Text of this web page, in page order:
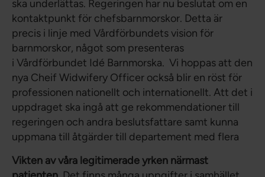
ska underlättas. Regeringen har nu beslutat om en
kontaktpunkt för chefsbarnmorskor. Detta är
precis i linje med Vårdförbundets vision för
barnmorskor, något som presenteras
i Vårdförbundet Idé Barnmorska. Vi hoppas att den
nya Cheif Widwifery Officer också blir en röst för
professionen nationellt och internationellt. Att det i
uppdraget ska ingå att ge rekommendationer till
regeringen och andra beslutsfattare samt kunna
uppmana till åtgärder till departement med flera
Vikten av våra legitimerade yrken närmast